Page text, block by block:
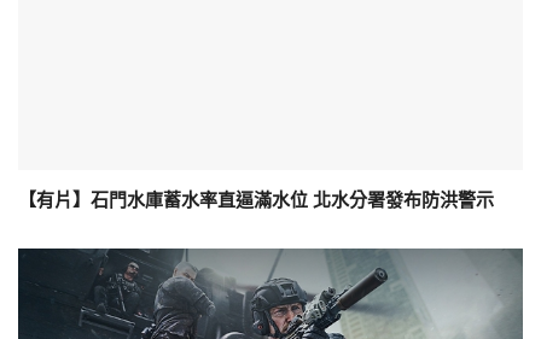
【有片】石門水庫蓄水率直逼滿水位 北水分署發布防洪警示